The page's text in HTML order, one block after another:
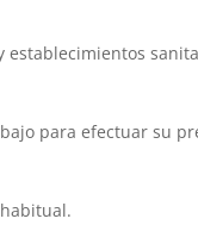
establecimientos
para efectuar su